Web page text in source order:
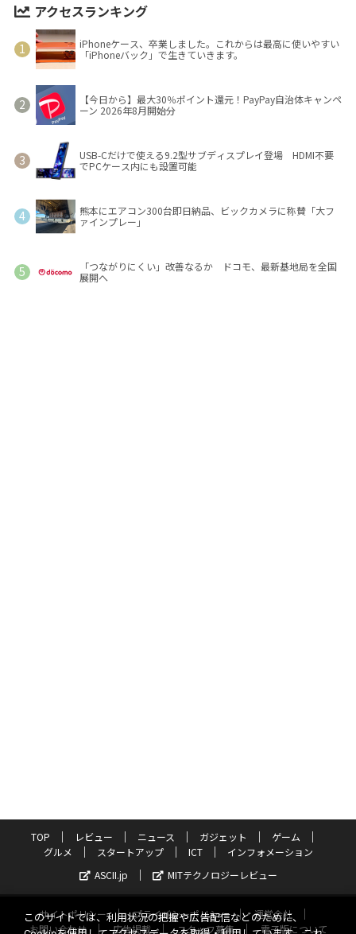
アクセスランキング
iPhoneケース、卒業しました。これからは最高に使いやすい
「iPhoneバック」で生きていきます。
【今日から】最大30％ポイント還元！PayPay自治体キャンペ
ーン 2026年8月開始分
USB-Cだけで使える9.2型サブディスプレイ登場 HDMI不要
でPCケース内にも設置可能
熊本にエアコン300台即日納品、ビックカメラに称賛「大フ
ァインプレー」
「つながりにくい」改善なるか ドコモ、最新基地局を全国
展開へ
TOP レビュー ニュース ガジェット
ゲーム
グルメ
スタートアップ ICT
インフォメーション
ASCII.jp
MITテクノロジーレビュー
サイトポリシー プライバシーポリシー
運営会社
お問い合わせ
広告掲載 スタッフ募集 電子版について
このサイトでは、利用状況の把握や広告配信などのために、